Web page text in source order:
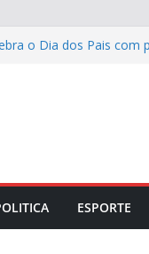
o Dia dos Pais com
de Saúde e
os desafios da
das telonas a
ESPORTE